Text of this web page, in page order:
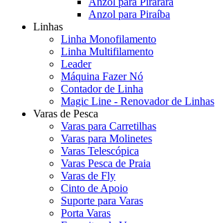
Anzol para Piraíba
Linhas
Linha Monofilamento
Linha Multifilamento
Leader
Máquina Fazer Nó
Contador de Linha
Magic Line - Renovador de Linhas
Varas de Pesca
Varas para Carretilhas
Varas para Molinetes
Varas Telescópica
Varas Pesca de Praia
Varas de Fly
Cinto de Apoio
Suporte para Varas
Porta Varas